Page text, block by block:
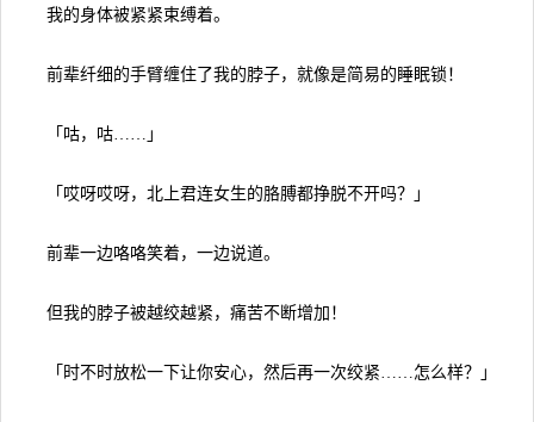
我的身体被紧紧束缚着。
前辈纤细的手臂缠住了我的脖子，就像是简易的睡眠锁！
「咕，咕……」
「哎呀哎呀，北上君连女生的胳膊都挣脱不开吗？」
前辈一边咯咯笑着，一边说道。
但我的脖子被越绞越紧，痛苦不断增加！
「时不时放松一下让你安心，然后再一次绞紧……怎么样？」